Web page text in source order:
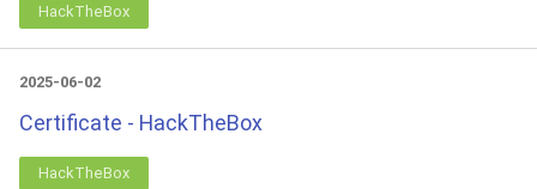
HackTheBox
2025-06-02
Certificate - HackTheBox
HackTheBox